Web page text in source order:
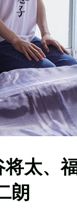
太、
朗